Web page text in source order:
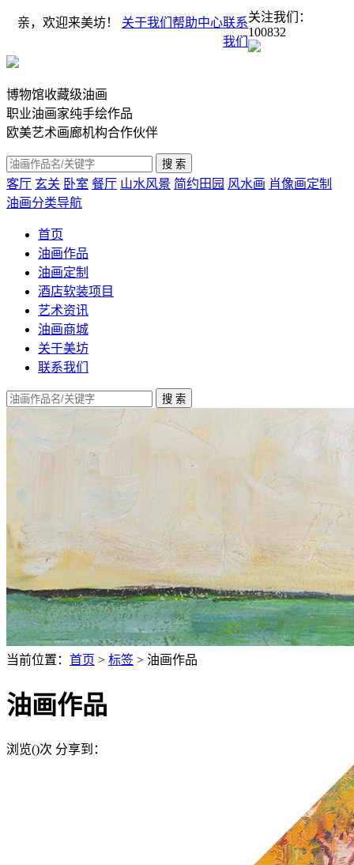
亲，欢迎来美坊！ 关于我们 帮助中心联系
我们
关注我们：
100832
博物馆收藏级油画
职业油画家纯手绘作品
欧美艺术画廊机构合作伙伴
客厅 玄关 卧室 餐厅 山水风景 简约田园 风水画 肖像画定制
油画分类导航
首页
油画作品
油画定制
酒店软装项目
艺术资讯
油画商城
关于美坊
联系我们
当前位置： 首页 > 标签 > 油画作品
油画作品
浏览()次 分享到：